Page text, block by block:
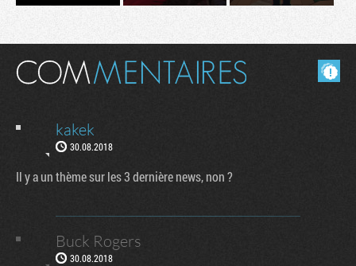
Masquer les commentaires lus.
kakek
30.08.2018
Il y a un thème sur les 3 dernière news, non ?
Buck Rogers
30.08.2018